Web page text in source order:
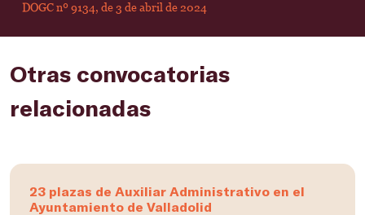
DOGC nº 9134, de 3 de abril de 2024
Otras convocatorias
relacionadas
23 plazas de Auxiliar Administrativo en el
Ayuntamiento de Valladolid